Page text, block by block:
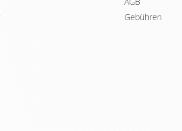
Gebühren